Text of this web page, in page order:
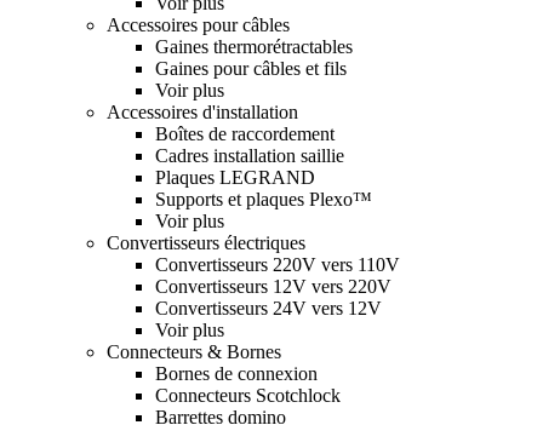
Accessoires pour câbles
Gaines thermorétractables
Gaines pour câbles et fils
Voir plus
Accessoires d'installation
Boîtes de raccordement
Cadres installation saillie
Plaques LEGRAND
Supports et plaques Plexo™
Voir plus
Convertisseurs électriques
Convertisseurs 220V vers 110V
Convertisseurs 12V vers 220V
Convertisseurs 24V vers 12V
Voir plus
Connecteurs & Bornes
Bornes de connexion
Connecteurs Scotchlock
Barrettes domino